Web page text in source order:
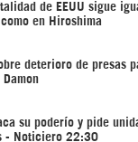
de EEUU sigue
en Hiroshima
deterioro de presas
su poderío y pide
- Noticiero 22:30